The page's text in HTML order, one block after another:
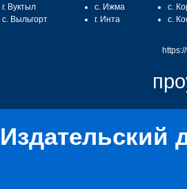
г. Вуктыл
с. Выльгорт
с. Ижма
г. Инта
с.
с.